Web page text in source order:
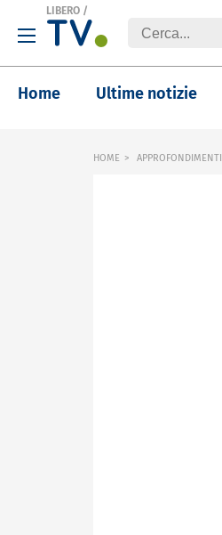
LIBERO /
Home Ultime notizie
HOME APPROFONDIMENTI